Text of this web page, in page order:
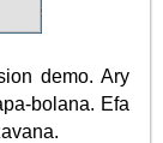
demo. Ary
bolana. Efa